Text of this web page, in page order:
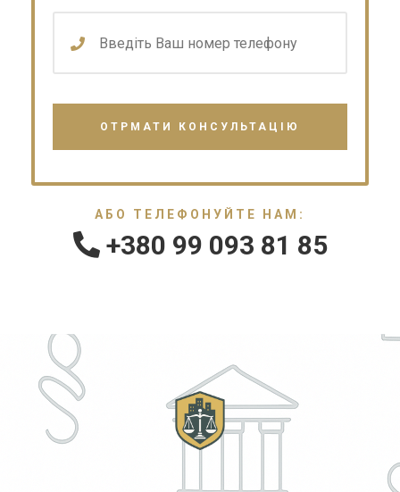
АБО ТЕЛЕФОНУЙТЕ НАМ:
+380 99 093 81 85